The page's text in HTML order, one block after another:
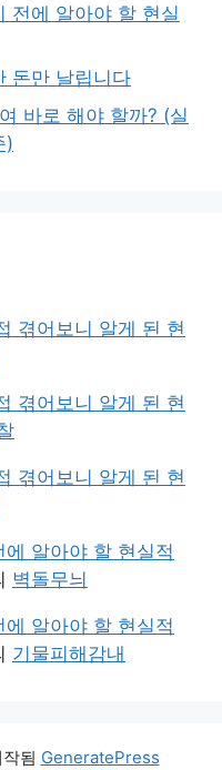
전에 알아야 할 현실
돈만 날립니다
바로 해야 할까? (실
)
겪어보니 알게 된 현
겪어보니 알게 된 현
겪어보니 알게 된 현
알아야 할 현실적
벽돌무늬
알아야 할 현실적
기물피해감내
됨 GeneratePress